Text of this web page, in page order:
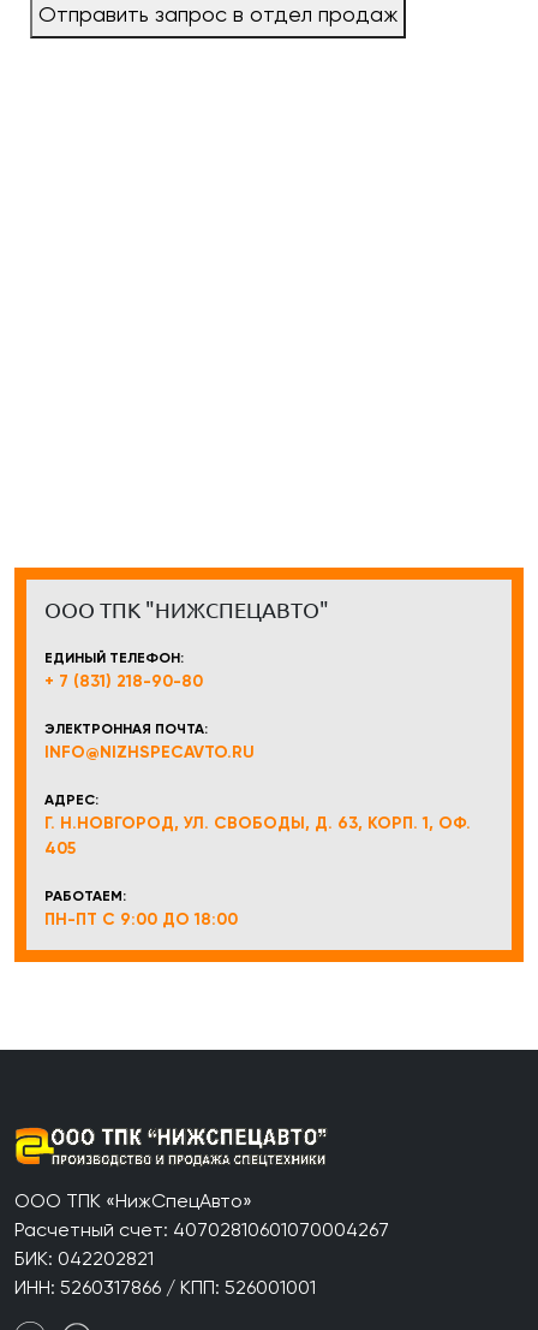
Отправить запрос в отдел продаж
ООО ТПК "НИЖСПЕЦАВТО"
ЕДИНЫЙ ТЕЛЕФОН:
+ 7 (831) 218-90-80
ЭЛЕКТРОННАЯ ПОЧТА:
INFO@NIZHSPECAVTO.RU
АДРЕС:
Г. Н.НОВГОРОД, УЛ. СВОБОДЫ, Д. 63, КОРП. 1, ОФ.
405
РАБОТАЕМ:
ПН-ПТ С 9:00 ДО 18:00
ООО ТПК «НижСпецАвто»
Расчетный счет: 40702810601070004267
БИК: 042202821
ИНН: 5260317866 / КПП: 526001001